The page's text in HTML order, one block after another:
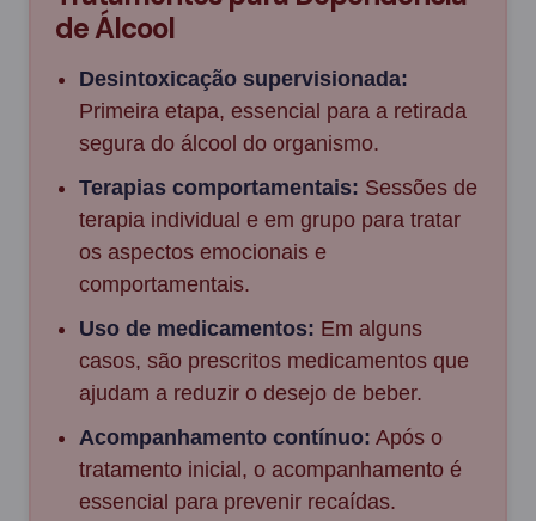
de Álcool
Desintoxicação supervisionada:
Primeira etapa, essencial para a retirada
segura do álcool do organismo.
Terapias comportamentais: Sessões de
terapia individual e em grupo para tratar
os aspectos emocionais e
comportamentais.
Uso de medicamentos: Em alguns
casos, são prescritos medicamentos que
ajudam a reduzir o desejo de beber.
Acompanhamento contínuo: Após o
tratamento inicial, o acompanhamento é
essencial para prevenir recaídas.